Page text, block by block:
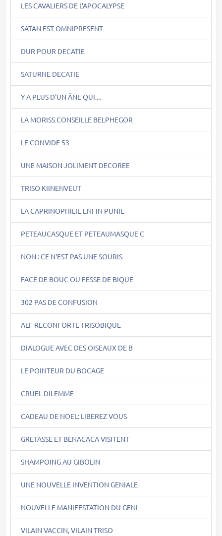
LES CAVALIERS DE L'APOCALYPSE
SATAN EST OMNIPRESENT
DUR POUR DECATIE
SATURNE DECATIE
Y A PLUS D'UN ÂNE QUI....
LA MORISS CONSEILLE BELPHEGOR
LE CONVIDE 53
UNE MAISON JOLIMENT DECOREE
TRISO KIINENVEUT
LA CAPRINOPHILIE ENFIN PUNIE
PETEAUCASQUE ET PETEAUMASQUE C
NON : CE N'EST PAS UNE SOURIS
FACE DE BOUC OU FESSE DE BIQUE
302 PAS DE CONFUSION
ALF RECONFORTE TRISOBIQUE
DIALOGUE AVEC DES OISEAUX DE B
LE POINTEUR DU BOCAGE
CRUEL DILEMME
CADEAU DE NOEL: LIBEREZ VOUS
GRETASSE ET BENACACA VISITENT
SHAMPOING AU GIBOLIN
UNE NOUVELLE INVENTION GENIALE
NOUVELLE MANIFESTATION DU GENI
VILAIN VACCIN, VILAIN TRISO